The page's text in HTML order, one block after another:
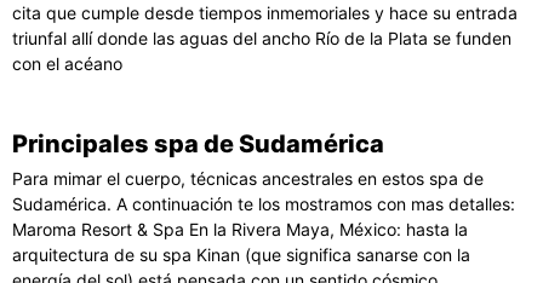
cita que cumple desde tiempos inmemoriales y hace su entrada
triunfal allí donde las aguas del ancho Río de la Plata se funden
con el acéano
Principales spa de Sudamérica
Para mimar el cuerpo, técnicas ancestrales en estos spa de
Sudamérica. A continuación te los mostramos con mas detalles:
Maroma Resort & Spa En la Rivera Maya, México: hasta la
arquitectura de su spa Kinan (que significa sanarse con la